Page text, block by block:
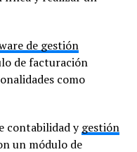
de gestión
de facturación
como
contabilidad ygestión
un módulo de